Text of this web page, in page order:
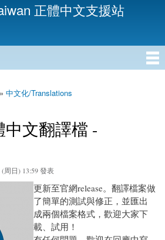
正體中文支援站
» 中文化/Translations
中文翻譯檔 -
(周日) 13:59 發表
更新至官網release。翻譯檔案做
了簡單的測試與修正，並匯出
成兩個檔案格式，歡迎大家下
載、試用！